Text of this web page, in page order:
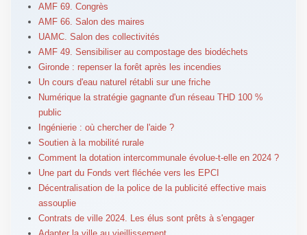
AMF 69. Congrès
AMF 66. Salon des maires
UAMC. Salon des collectivités
AMF 49. Sensibiliser au compostage des biodéchets
Gironde : repenser la forêt après les incendies
Un cours d'eau naturel rétabli sur une friche
Numérique la stratégie gagnante d'un réseau THD 100 %
public
Ingénierie : où chercher de l'aide ?
Soutien à la mobilité rurale
Comment la dotation intercommunale évolue-t-elle en 2024 ?
Une part du Fonds vert fléchée vers les EPCI
Décentralisation de la police de la publicité effective mais
assouplie
Contrats de ville 2024. Les élus sont prêts à s'engager